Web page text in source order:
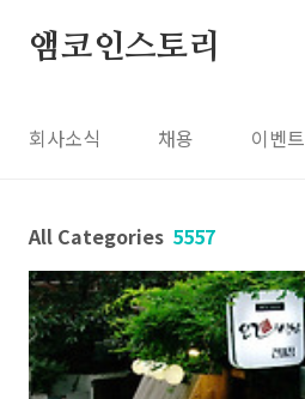
앰코인스토리
회사소식 채용 이벤트
All Categories 5557